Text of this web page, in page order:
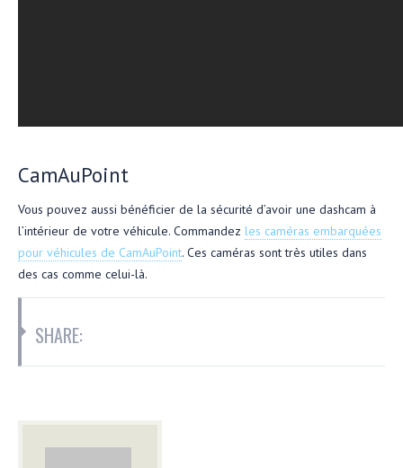
CamAuPoint
Vous pouvez aussi bénéficier de la sécurité d’avoir une dashcam à
l’intérieur de votre véhicule. Commandez les caméras embarquées
pour véhicules de CamAuPoint. Ces caméras sont très utiles dans
des cas comme celui-là.
SHARE: